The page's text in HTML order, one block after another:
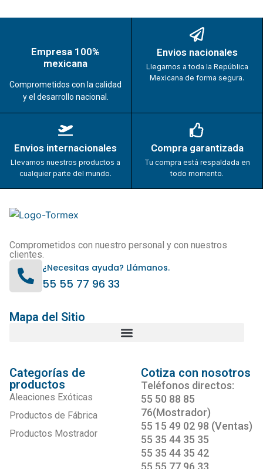
Empresa 100%
mexicana
Comprometidos con la calidad
y el desarrollo nacional.
Envios nacionales
Llegamos a toda la República
Mexicana de forma segura.
Envios internacionales
Llevamos nuestros productos a
cualquier parte del mundo.
Compra garantizada
Tu compra está respaldada en
todo momento.
Comprometidos con nuestro personal y con nuestros
clientes.
¿Necesitas ayuda? Llámanos.
55 55 77 96 33
Mapa del Sitio
Categorías de
productos
Aleaciones Exóticas
Productos de Fábrica
Productos Mostrador
Cotiza con nosotros
Teléfonos directos:
55 50 88 85
76(Mostrador)
55 15 49 02 98 (Ventas)
55 35 44 35 35
55 35 44 35 42